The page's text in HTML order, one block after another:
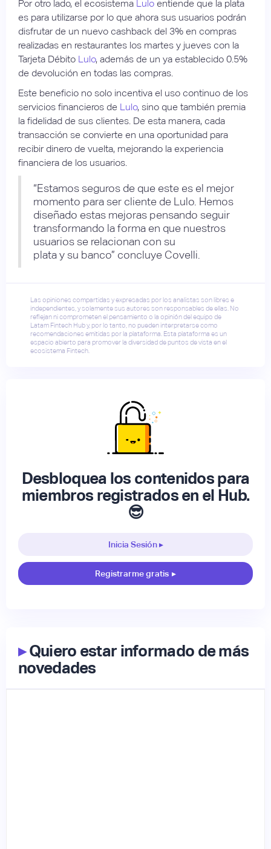
Por otro lado, el ecosistema Lulo entiende que la plata
es para utilizarse por lo que ahora sus usuarios podrán
disfrutar de un nuevo cashback del 3% en compras
realizadas en restaurantes los martes y jueves con la
Tarjeta Débito Lulo, además de un ya establecido 0.5%
de devolución en todas las compras.
Este beneficio no solo incentiva el uso continuo de los
servicios financieros de Lulo, sino que también premia
la fidelidad de sus clientes. De esta manera, cada
transacción se convierte en una oportunidad para
recibir dinero de vuelta, mejorando la experiencia
financiera de los usuarios.
“Estamos seguros de que este es el mejor
momento para ser cliente de Lulo. Hemos
diseñado estas mejoras pensando seguir
transformando la forma en que nuestros
usuarios se relacionan con su
plata y su banco” concluye Covelli.
Las opiniones compartidas y expresadas por los analistas son libres e
independientes, y solamente sus autores son responsables de ellas. No
reflejan ni comprometen el pensamiento o la opinión del equipo de
Latam Fintech Hub y, por lo tanto, no pueden interpretarse como
recomendaciones emitidas por la plataforma. Esta plataforma es un
espacio abierto para promover la diversidad de puntos de vista en el
ecosistema Fintech.
Desbloquea los contenidos para
miembros registrados en el Hub.
😎
Inicia Sesión ▸
Registrarme gratis ▸
▸Quiero estar informado de más
novedades